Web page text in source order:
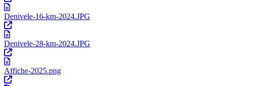
Denivele-16-km-2024.JPG
Denivele-28-km-2024.JPG
Affiche-2025.png